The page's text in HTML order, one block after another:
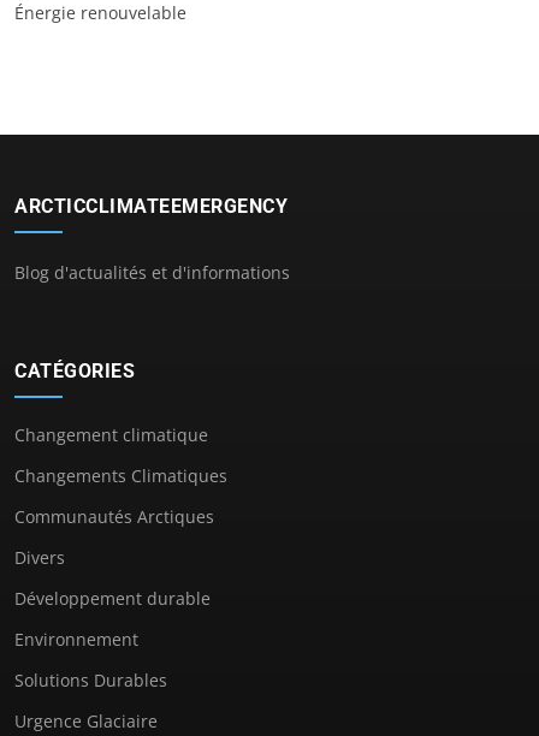
Énergie renouvelable
ARCTICCLIMATEEMERGENCY
Blog d'actualités et d'informations
CATÉGORIES
Changement climatique
Changements Climatiques
Communautés Arctiques
Divers
Développement durable
Environnement
Solutions Durables
Urgence Glaciaire